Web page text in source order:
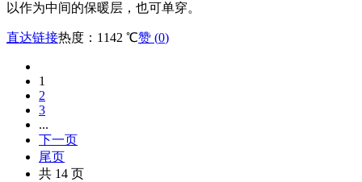
以作为中间的保暖层，也可单穿。
直达链接热度：1142 ℃赞 (0)
1
2
3
...
下一页
尾页
共 14 页